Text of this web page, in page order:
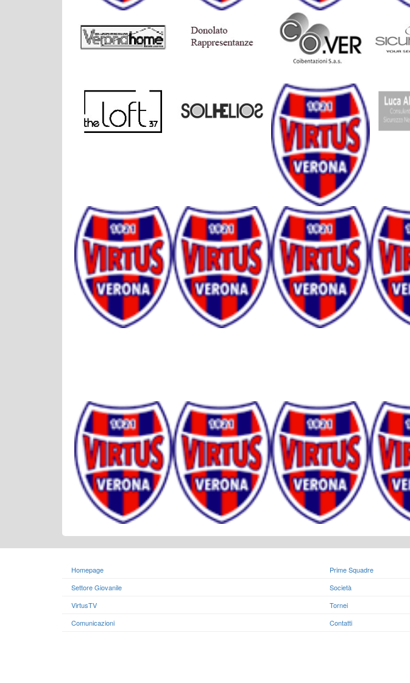
Homepage
Prime Squadre
Settore Giovanile
Società
VirtusTV
Tornei
Comunicazioni
Contatti